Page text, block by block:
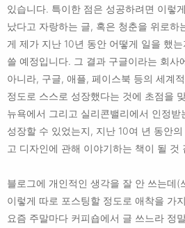
있습니다. 특이한 점은 성공하려면 이렇
났다고 자랑하는 글, 혹은 청춘을 위로하
게 제가 지난 10년 동안 어떻게 일을 했
쓸 예정입니다. 그 결과 구글이라는 회사
아니라, 구글, 애플, 페이스북 등의 세계
정도로 스스로 성장했다는 것에 초점을
뉴욕에서 그리고 실리콘밸리에서 인정받
성장할 수 있었는지, 지난 10여 년 동안
고 디자인에 관해 이야기하는 책이 될 것
블로그에 개인적인 생각을 잘 안 쓰는데
이렇게 따로 포스팅할 정도로 애착을 가
요즘 주말마다 커피숍에서 글 쓰느라 정